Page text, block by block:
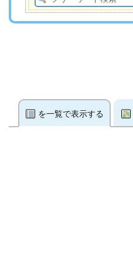
を一覧で表示する